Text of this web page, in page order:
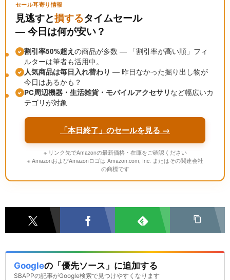
セール耳寄り情報
見逃すと損するタイムセール
― 今日は何が安い？
割引率50%超え の商品が多数 ― 「割引率が高い順」フィ
ルターは筆者も活用中。
人気商品は毎日入れ替わり ― 昨日なかった掘り出し物が
今日はあるかも？
PC周辺機器・生活雑貨・モバイルアクセサリ など幅広いカ
テゴリが対象
「本日終了」のセールを見る →
※ リンク先でAmazonの最新価格・在庫をご確認ください
※ AmazonおよびAmazonロゴは Amazon.com, Inc. またはその関連会社
の商標です
Googleの「優先ソース」に追加する
SBAPPの記事がGoogle検索で見つけやすくなります